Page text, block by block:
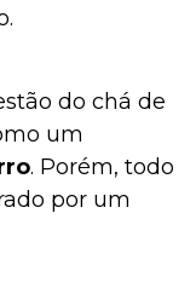
do chá de
um
. Porém, todo
por um